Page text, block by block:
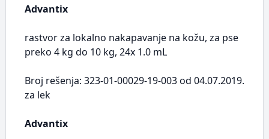
Advantix
rastvor za lokalno nakapavanje na kožu, za pse
preko 4 kg do 10 kg, 24x 1.0 mL
Broj rešenja: 323-01-00029-19-003 od 04.07.2019.
za lek
Advantix